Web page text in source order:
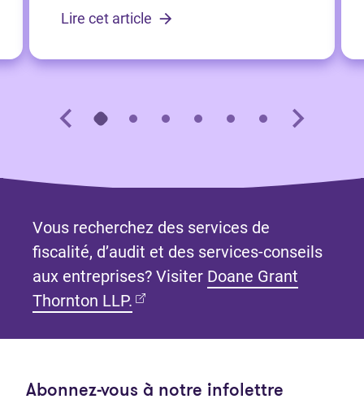
Lire cet article
Vous recherchez des services de
fiscalité, d’audit et des services-conseils
aux entreprises? Visiter Doane Grant
Thornton LLP. (Ouvre dans un nouvel onglet)
Abonnez-vous à notre infolettre